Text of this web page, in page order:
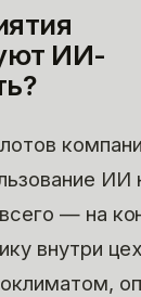
ИИ-
— на
внутри